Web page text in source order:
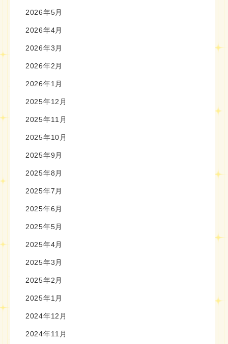
2026年5月
2026年4月
2026年3月
2026年2月
2026年1月
2025年12月
2025年11月
2025年10月
2025年9月
2025年8月
2025年7月
2025年6月
2025年5月
2025年4月
2025年3月
2025年2月
2025年1月
2024年12月
2024年11月